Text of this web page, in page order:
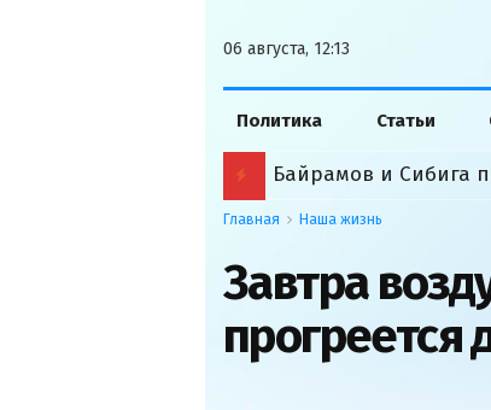
06 августа, 12:13
Политика Статьи
Байрамов и Сибига
Главная Наша жизнь
Завтра
прогреется